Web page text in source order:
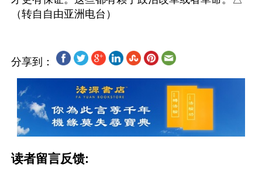
分享到：
读者留言反馈: